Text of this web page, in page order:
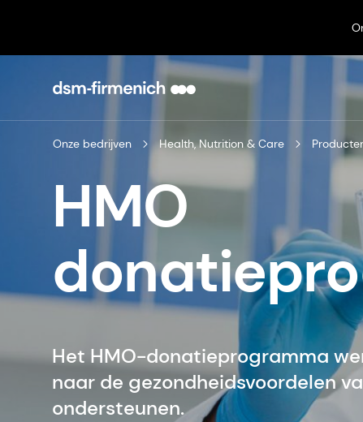
Onze bedrijven Health, Nutrition & Care
HMO
Het HMO-donatieprogramma
naar de gezondheidsvoordelen
ondersteunen.